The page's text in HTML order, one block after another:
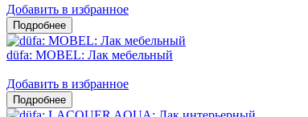
Добавить в избранное
düfa: MOBEL: Лак мебельный
Добавить в избранное